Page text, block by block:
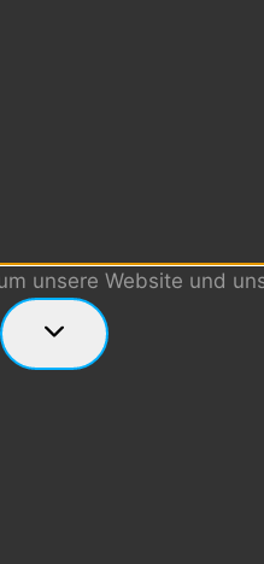
unsere Website und